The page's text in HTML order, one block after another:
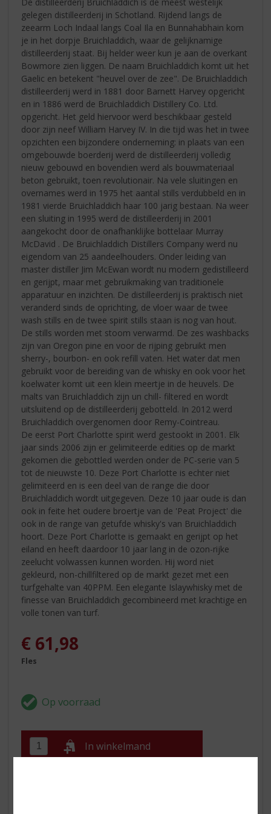
gelegen distilleerderij in Schotland. Rijdend langs de
zeearm Loch Indaal langs Coal Ila en Bunnahabhain kom
je in het dorpje Bruichladdich, waar de gelijknamige
distilleerderij staat. Bij helder weer kun je aan de overkant
Bowmore zien liggen. De naam Bruichladdich komt uit het
Gaelic en betekent "heuvel over de zee". De Bruichladdich
distilleerderij werd in 1881 door Barnett Harvey opgericht
en in 1886 werd de Bruichladdich Distillery Co. Ltd.
opgericht. Het geld hiervoor werd beschikbaar gesteld
door zijn neef William Harvey IV. In die tijd was het in twee
opzichten een bijzondere onderneming: in plaats van een
omgebouwde boerderij werd de distilleerderij volledig
nieuw gebouwd en bovendien werd als bouwmateriaal
beton gebruikt, toen revolutionair. Na vele sluitingen en
overnames werd in 1975 het aantal stills verdubbeld en in
1981 vierde Bruichladdich haar 100 jarig bestaan. Na weer
een sluiting in 1995 werd de distilleerderij in 2001
aangekocht door de onafhanklijke bottelaar Murray
McDavid . De Bruichladdich Distillers Company werd nu
eigendom van 25 aandeelhouders. Onder leiding van
master distiller Jim McEwan wordt nu modern gedistilleerd
en gerijpt, maar met gebruikmaking van traditionele
apparatuur en inzichten. De distilleerderij is praktisch niet
veranderd sinds de oprichting, de vloer waar de twee
wash stills en de twee spirit stills staan is nog van hout.
De stills worden met stoom verwarmd. De zes washbacks
zijn van Oregon pine en voor de rijping gebruikt men
sherry-, bourbon- en ook refill vaten. Het water dat men
gebruikt voor de bereiding van de whisky en ook voor het
koelwater komt uit een klein meertje in de heuvels. De
malts van Bruichladdich zijn un chill- filtered en wordt
uitsluitend op de distilleerderij gebotteld. In 2012 werd
Bruichladdich overgenomen door Remy-Cointreau.
De eerst Port Charlotte spirit werd gestookt in 2001. Elk
jaar sinds 2006 zijn er gelimiteerde edities op de markt
gekomen die gebottled werden onder de PC-serie van 5
tot de nieuwste 10. Deze Port Charlotte is echter niet
gelimiteerd en is een deel van de range die door
Bruichladdich wordt uitgegeven. Deze 10 jaar oude is dan
ook in feite het oudere broertje van de 'Peat Project' die
ook in de range van getufde whisky's van Bruichladdich
hoort. Deze Port Charlotte is gemaakt en gerijpt op het
eiland en heeft daardoor 10 jaar lang in de ozon-rijke
zeelucht volwassen kunnen worden. Hij word niet
gekleurd, non-chillfiltered op de markt gezet met een
turfgehalte van 40PPM. Een elegante Islaywhisky met de
finesse van Bruichladdich gecombineerd met krachtige en
volle tonen van turf.
€ 61,98
Fles
In winkelmand